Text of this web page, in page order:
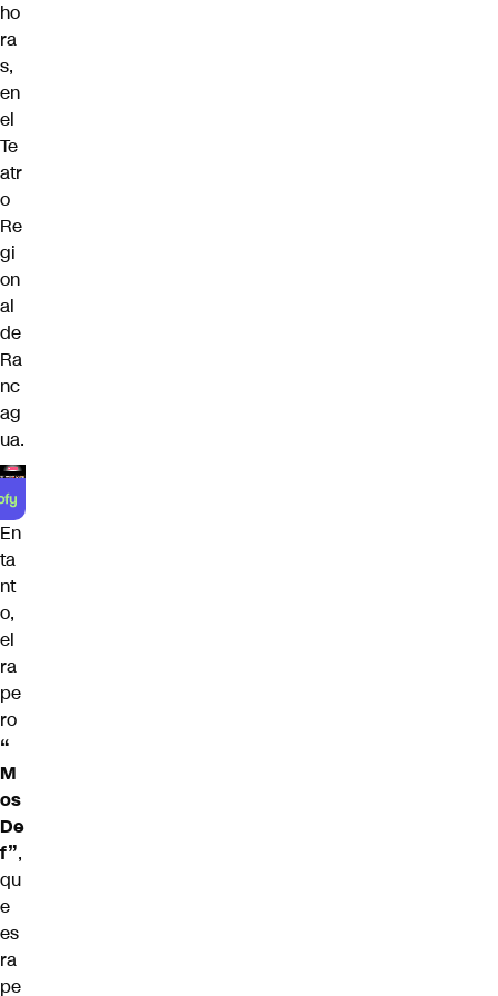
ho
ra
s,
en
el
Te
atr
o
Re
gi
on
al
de
Ra
nc
ag
ua.
En
ta
nt
o,
el
ra
pe
ro
“
M
os
De
f”,
qu
e
es
ra
pe